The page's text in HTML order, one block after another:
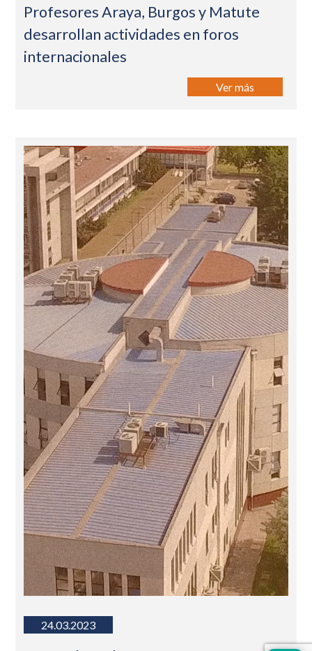
Profesores Araya, Burgos y Matute
desarrollan actividades en foros
internacionales
Ver más
24.03.2023